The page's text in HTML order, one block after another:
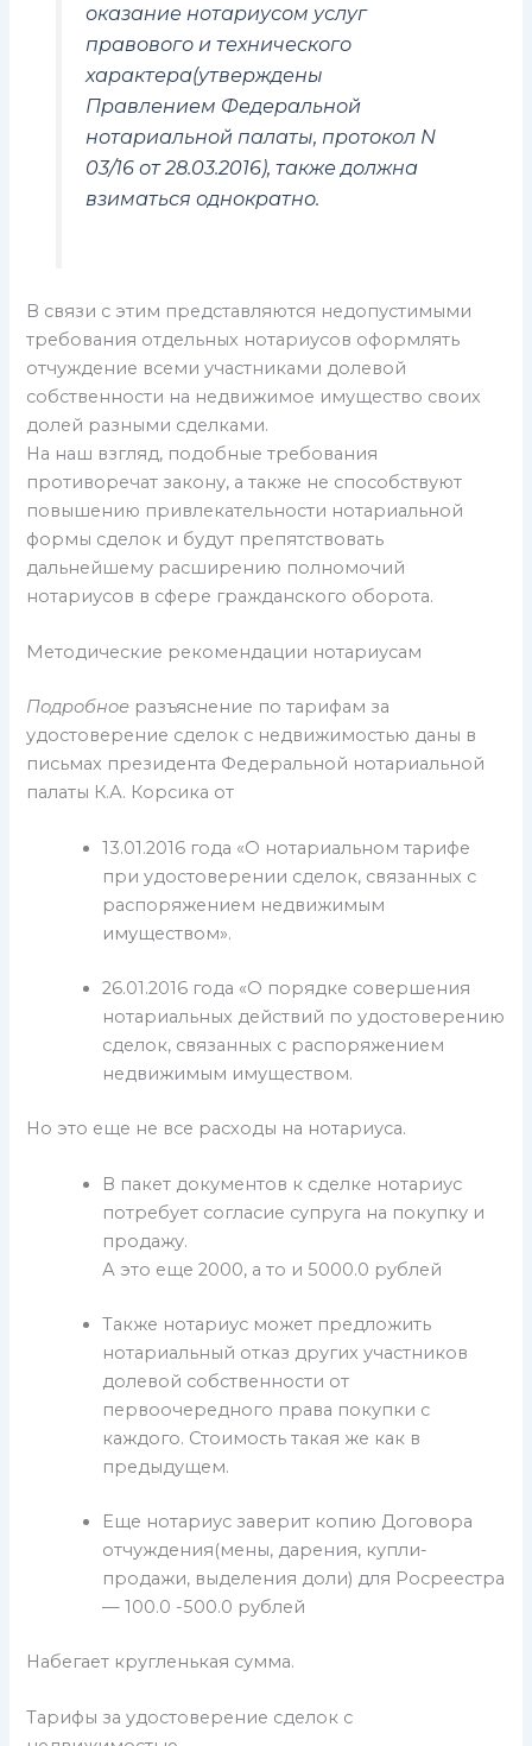
оказание нотариусом услуг
правового и технического
характера(утверждены
Правлением Федеральной
нотариальной палаты, протокол N
03/16 от 28.03.2016), также должна
взиматься однократно.
В связи с этим представляются недопустимыми
требования отдельных нотариусов оформлять
отчуждение всеми участниками долевой
собственности на недвижимое имущество своих
долей разными сделками.
На наш взгляд, подобные требования
противоречат закону, а также не способствуют
повышению привлекательности нотариальной
формы сделок и будут препятствовать
дальнейшему расширению полномочий
нотариусов в сфере гражданского оборота.
Методические рекомендации нотариусам
Подробное разъяснение по тарифам за
удостоверение сделок с недвижимостью даны в
письмах президента Федеральной нотариальной
палаты К.А. Корсика от
13.01.2016 года «О нотариальном тарифе
при удостоверении сделок, связанных с
распоряжением недвижимым
имуществом».
26.01.2016 года «О порядке совершения
нотариальных действий по удостоверению
сделок, связанных с распоряжением
недвижимым имуществом.
Но это еще не все расходы на нотариуса.
В пакет документов к сделке нотариус
потребует согласие супруга на покупку и
продажу.
А это еще 2000, а то и 5000.0 рублей
Также нотариус может предложить
нотариальный отказ других участников
долевой собственности от
первоочередного права покупки с
каждого. Стоимость такая же как в
предыдущем.
Еще нотариус заверит копию Договора
отчуждения(мены, дарения, купли-
продажи, выделения доли) для Росреестра
— 100.0 -500.0 рублей
Набегает кругленькая сумма.
Тарифы за удостоверение сделок с